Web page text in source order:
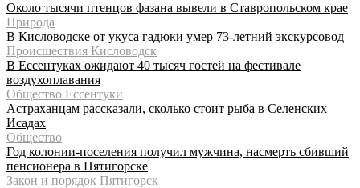
Около тысячи птенцов фазана вывели в Ставропольском крае
Природа
В Кисловодске от укуса гадюки умер 73-летний экскурсовод
Происшествия Кисловодск
В Ессентуках ожидают 40 тысяч гостей на фестивале
воздухоплавания
Общество Ессентуки
Астраханцам рассказали, сколько стоит рыба в Селенских
Исадах
Общество
Год колонии-поселения получил мужчина, насмерть сбивший
пенсионера в Пятигорске
Закон и порядок Пятигорск